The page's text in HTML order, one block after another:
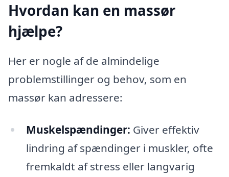
Hvordan kan en massør
hjælpe?
Her er nogle af de almindelige
problemstillinger og behov, som en
massør kan adressere:
Muskelspændinger: Giver effektiv
lindring af spændinger i muskler, ofte
fremkaldt af stress eller langvarig